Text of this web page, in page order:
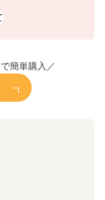
簡単購入／